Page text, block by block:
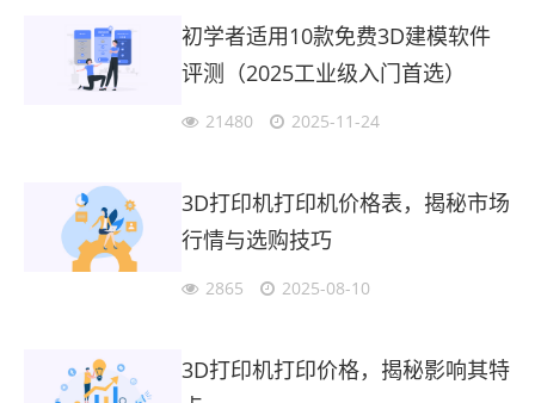
初学者适用10款免费3D建模软件
评测（2025工业级入门首选）
21480 2025-11-24
3D打印机打印机价格表，揭秘市场
行情与选购技巧
2865 2025-08-10
3D打印机打印价格，揭秘影响其特